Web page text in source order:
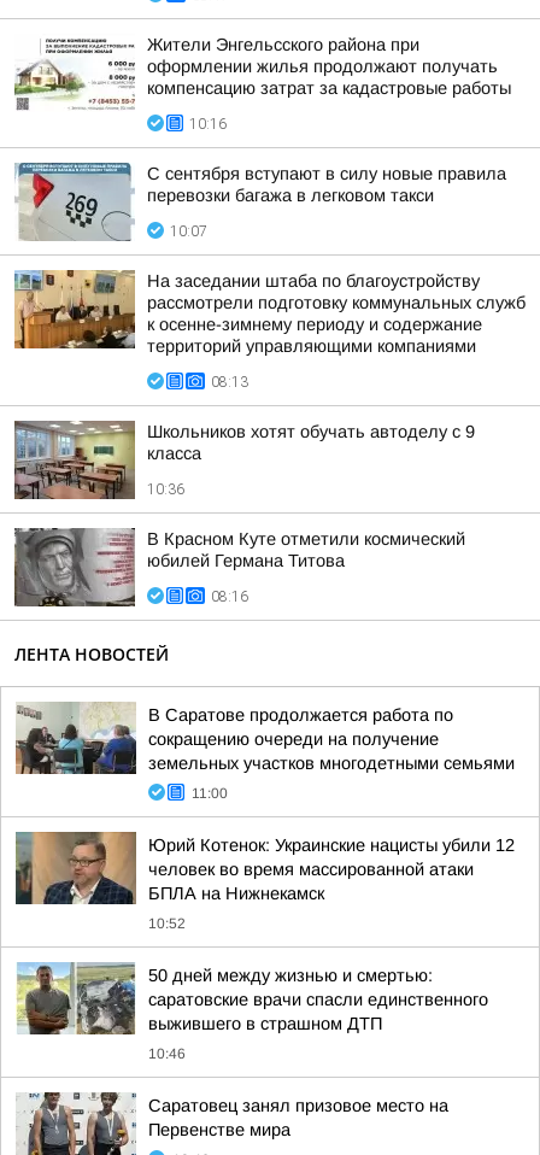
Жители Энгельсского района при
оформлении жилья продолжают получать
компенсацию затрат за кадастровые работы
10:16
С сентября вступают в силу новые правила
перевозки багажа в легковом такси
10:07
На заседании штаба по благоустройству
рассмотрели подготовку коммунальных служб
к осенне-зимнему периоду и содержание
территорий управляющими компаниями
08:13
Школьников хотят обучать автоделу с 9
класса
10:36
В Красном Куте отметили космический
юбилей Германа Титова
08:16
ЛЕНТА НОВОСТЕЙ
В Саратове продолжается работа по
сокращению очереди на получение
земельных участков многодетными семьями
11:00
Юрий Котенок: Украинские нацисты убили 12
человек во время массированной атаки
БПЛА на Нижнекамск
10:52
50 дней между жизнью и смертью:
саратовские врачи спасли единственного
выжившего в страшном ДТП
10:46
Саратовец занял призовое место на
Первенстве мира